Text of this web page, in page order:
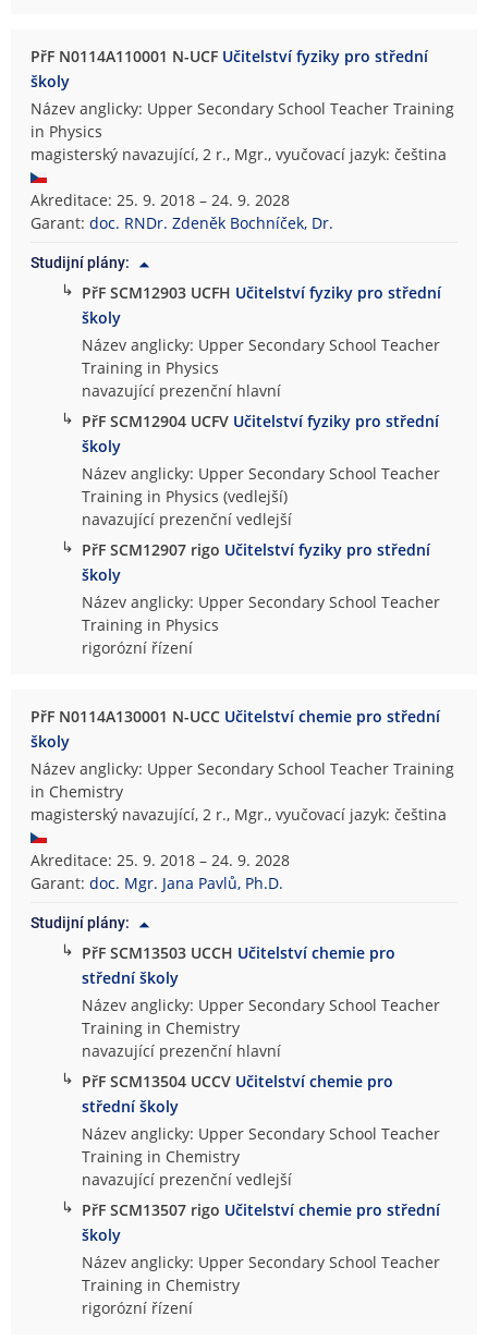
PřF N0114A110001 N-UCF Učitelství fyziky pro střední
školy
Název anglicky: Upper Secondary School Teacher Training
in Physics
magisterský navazující, 2 r., Mgr., vyučovací jazyk: čeština
Akreditace: 25. 9. 2018 – 24. 9. 2028
Garant:doc. RNDr. Zdeněk Bochníček, Dr.
Studijní plány:
↳ PřF SCM12903 UCFH Učitelství fyziky pro střední
školy
Název anglicky: Upper Secondary School Teacher
Training in Physics
navazující prezenční hlavní
↳ PřF SCM12904 UCFV Učitelství fyziky pro střední
školy
Název anglicky: Upper Secondary School Teacher
Training in Physics (vedlejší)
navazující prezenční vedlejší
↳ PřF SCM12907 rigo Učitelství fyziky pro střední
školy
Název anglicky: Upper Secondary School Teacher
Training in Physics
rigorózní řízení
PřF N0114A130001 N-UCC Učitelství chemie pro střední
školy
Název anglicky: Upper Secondary School Teacher Training
in Chemistry
magisterský navazující, 2 r., Mgr., vyučovací jazyk: čeština
Akreditace: 25. 9. 2018 – 24. 9. 2028
Garant:doc. Mgr. Jana Pavlů, Ph.D.
Studijní plány:
↳ PřF SCM13503 UCCH Učitelství chemie pro
střední školy
Název anglicky: Upper Secondary School Teacher
Training in Chemistry
navazující prezenční hlavní
↳ PřF SCM13504 UCCV Učitelství chemie pro
střední školy
Název anglicky: Upper Secondary School Teacher
Training in Chemistry
navazující prezenční vedlejší
↳ PřF SCM13507 rigo Učitelství chemie pro střední
školy
Název anglicky: Upper Secondary School Teacher
Training in Chemistry
rigorózní řízení